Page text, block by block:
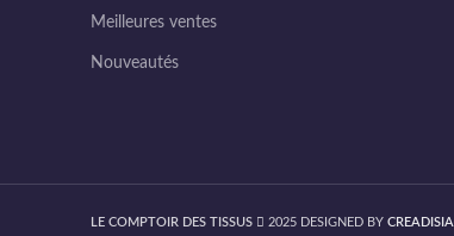
Meilleures ventes
Nouveautés
LE COMPTOIR DES TISSUS 2025 DESIGNED BY